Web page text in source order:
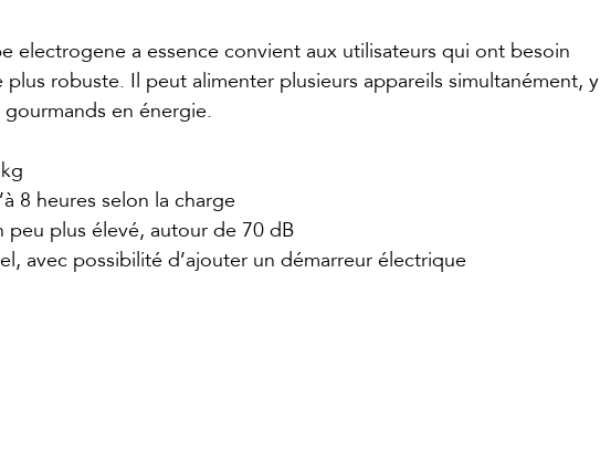
electrogene a essence convient aux utilisateurs qui ont besoin
plus robuste. Il peut alimenter plusieurs appareils simultanément, y
en énergie.
8 heures selon la charge
peu plus élevé, autour de 70 dB
avec possibilité d’ajouter un démarreur électrique